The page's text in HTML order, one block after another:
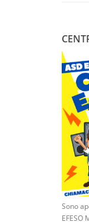
Sono
EFESO